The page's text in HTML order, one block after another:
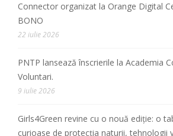
Connector organizat la Orange Digital
BONO
22 iulie 2026
PNTP lansează înscrierile la Academia
Voluntari.
9 iulie 2026
Girls4Green revine cu o nouă ediție: o
curioase de protecția naturii, tehnologii